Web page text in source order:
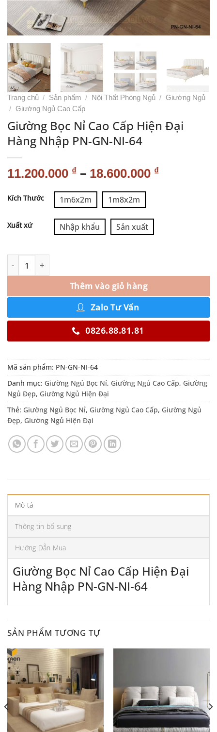
Trang chủ / Sản phẩm / Nội Thất Phòng Ngủ / Giường Ngủ
/ Giường Ngủ Cao Cấp
Giường Bọc Nỉ Cao Cấp Hiện Đại
Hàng Nhập PN-GN-NI-64
11.200.000 ₫ – 18.600.000 ₫
Kích Thước 1m6x2m 1m8x2m
Xuất xứ Nhập khẩu Sản xuất
Thêm vào giỏ hàng
Alternative:
Zalo Tư Vấn
0826.88.81.81
Mã sản phẩm: PN-GN-NI-64
Danh mục: Giường Ngủ Bọc Nỉ, Giường Ngủ Cao Cấp, Giường
Ngủ Đẹp, Giường Ngủ Hiện Đại
Thẻ: Giường Ngủ Bọc Nỉ, Giường Ngủ Cao Cấp, Giường Ngủ
Đẹp, Giường Ngủ Hiện Đại
Mô tả
Thông tin bổ sung
Hướng Dẫn Mua
Giường Bọc Nỉ Cao Cấp Hiện Đại
Hàng Nhập PN-GN-NI-64
SẢN PHẨM TƯƠNG TỰ